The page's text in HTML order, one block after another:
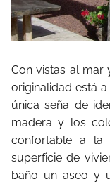
Con vistas al
originalidad está
única seña de
madera y los
confortable a
superficie de
baño un aseo y